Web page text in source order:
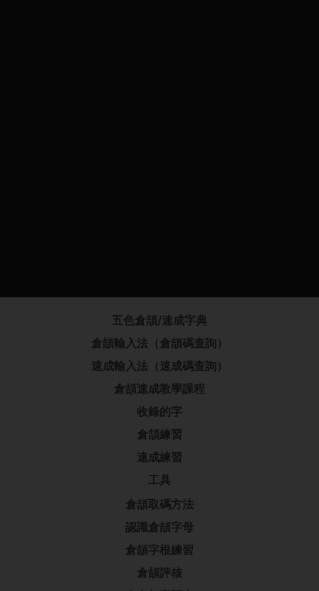
五色倉頡/速成字典
倉頡輸入法（倉頡碼查詢）
速成輸入法（速成碼查詢）
倉頡速成教學課程
收錄的字
倉頡練習
速成練習
工具
倉頡取碼方法
認識倉頡字母
倉頡字根練習
倉頡評核